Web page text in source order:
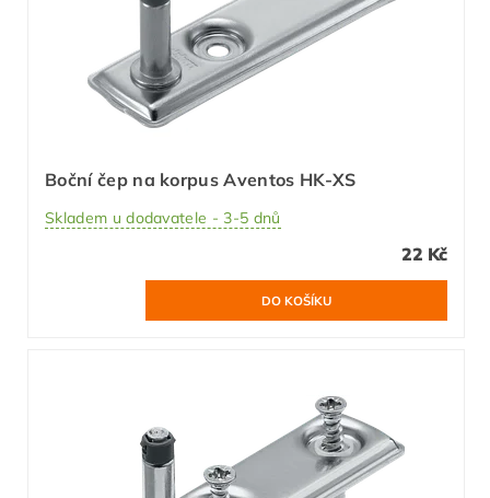
Boční čep na korpus Aventos HK-XS
Skladem u dodavatele - 3-5 dnů
22 Kč